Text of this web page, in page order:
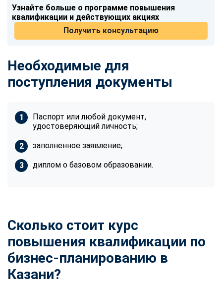
Узнайте больше о программе повышения
квалификации и действующих акциях
Получить консультацию
Необходимые для
поступления документы
Паспорт или любой документ,
удостоверяющий личность;
заполненное заявление;
диплом о базовом образовании.
Сколько стоит курс
повышения квалификации по
бизнес-планированию в
Казани?